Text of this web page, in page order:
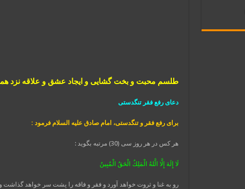
طلسم محبت و بخت گشايی و ایجاد عشق و علاقه نزد
دعای رفع فقر تنگدستی
برای رفع فقر و تنگدستی، امام صادق علیه السلام فرمود :
هر کس در هر روز سی (30) مرتبه بگوید :
لَا إِلَهَ‏ إِلَّا الَّلهُ‏ الْمَلِكُ‏ الْحَقُ‏ الْمُبِينُ‏
رو به غنا و ثروت خواهد آورد و فقر و فاقه را پشت سر خواهد